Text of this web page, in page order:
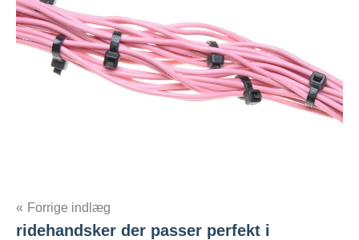
Indlægsnavigation
Forrige indlæg
ridehandsker der passer perfekt i